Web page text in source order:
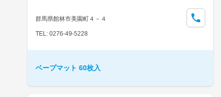
群馬県館林市美園町４－４
TEL: 0276-49-5228
ベープマット 60枚入